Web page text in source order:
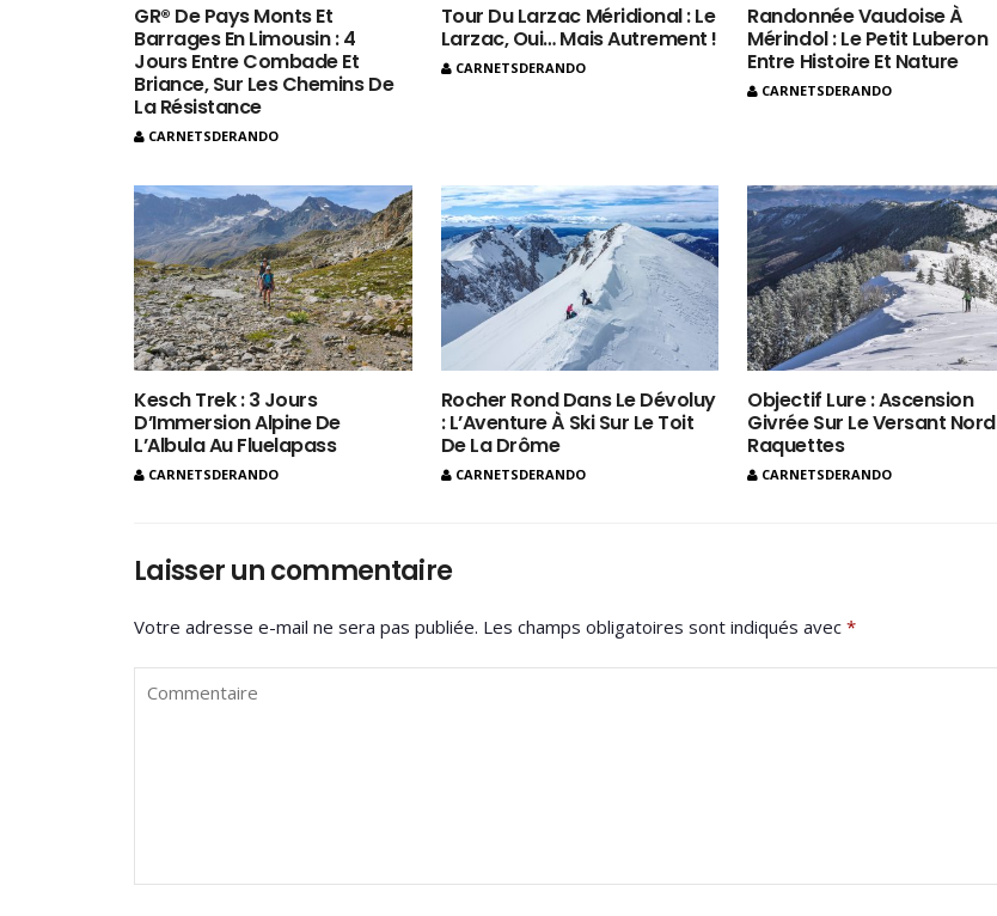
GR® De Pays Monts Et
Barrages En Limousin : 4
Jours Entre Combade Et
Briance, Sur Les Chemins De
La Résistance
CARNETSDERANDO
Tour Du Larzac Méridional : Le
Larzac, Oui… Mais Autrement !
CARNETSDERANDO
Randonnée Vaudoise À
Mérindol : Le Petit Luberon
Entre Histoire Et Nature
CARNETSDERANDO
Kesch Trek : 3 Jours
D’Immersion Alpine De
L’Albula Au Fluelapass
CARNETSDERANDO
Rocher Rond Dans Le Dévoluy
: L’Aventure À Ski Sur Le Toit
De La Drôme
CARNETSDERANDO
Objectif Lure : Ascension
Givrée Sur Le Versant Nord
Raquettes
CARNETSDERANDO
Laisser un commentaire
Votre adresse e-mail ne sera pas publiée. Les champs obligatoires sont indiqués avec *